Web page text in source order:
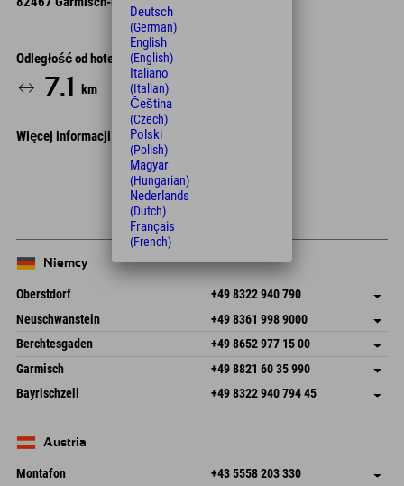
Odległość od hotelu
7.1 km 14
Więcej informacji
Leaflet
Niemcy
Oberstdorf +49 8322 940 790
An der Breitach 3
87538 Fischen I. Allgäu
Niemcy
Zapisz adres
Książka
Wyślij e-mail
Neuschwanstein +49 8361 998 9000
An der Riese 45
87484 Nesselwang im Allgäu
Niemcy
Zapisz adres
Wyślij e-mail
Berchtesgaden +49 8652 977 15 00
Hofreitstr. 7
83471 Schönau am Königssee
Niemcy
Zapisz adres
Książka
Wyślij e-mail
Garmisch +49 8821 60 35 990
Frickenstraße 22
82490 Farchant
Zapisz adres
Bayrischzell +49 8322 940 794 45
NiemcyAustria
Montafon +43 5558 203 330
Deutsch
(German)
English
(English)
Italiano
(Italian)
Čeština
(Czech)
Polski
(Polish)
Magyar
(Hungarian)
Nederlands
(Dutch)
Français
(French)